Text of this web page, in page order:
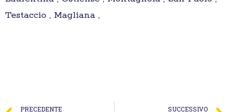
Testaccio , Magliana ,
PRECEDENTE SUCCESSIVO